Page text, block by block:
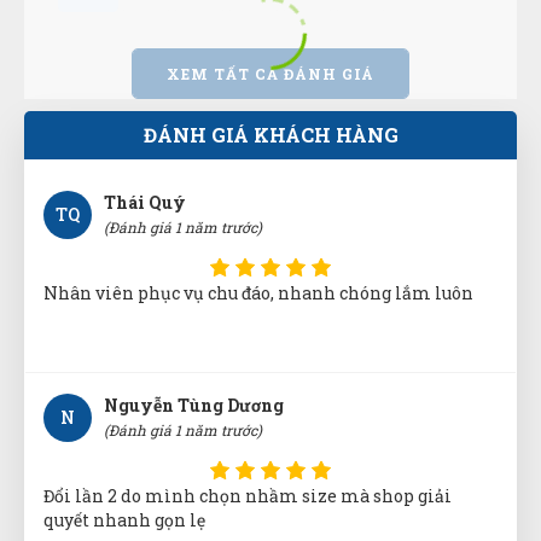
XEM TẤT CẢ ĐÁNH GIÁ
ĐÁNH GIÁ KHÁCH HÀNG
Sản phẩm tốt giao hàng nhanh ship thân thiện
TQ
Thái Quý
(Đánh giá 1 năm trước)
Nhân viên phục vụ chu đáo, nhanh chóng lắm luôn
N
Nguyễn Tùng Dương
(Đánh giá 1 năm trước)
Đổi lần 2 do mình chọn nhầm size mà shop giải
quyết nhanh gọn lẹ